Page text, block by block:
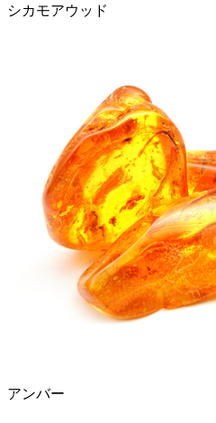
シカモアウッド
アンバー